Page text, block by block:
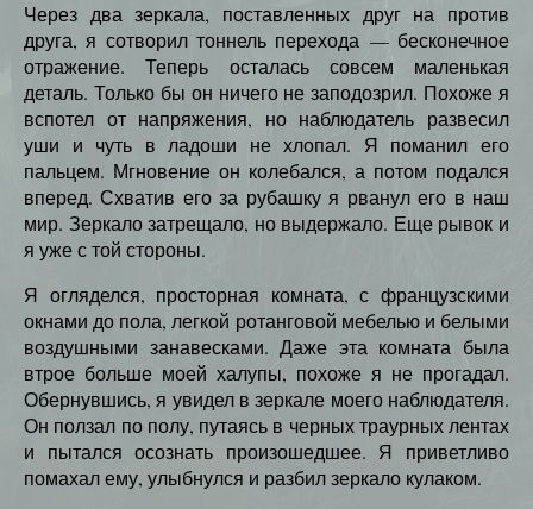
Через два зеркала, поставленных друг на против
друга, я сотворил тоннель перехода — бесконечное
отражение. Теперь осталась совсем маленькая
деталь. Только бы он ничего не заподозрил. Похоже я
вспотел от напряжения, но наблюдатель развесил
уши и чуть в ладоши не хлопал. Я поманил его
пальцем. Мгновение он колебался, а потом подался
вперед. Схватив его за рубашку я рванул его в наш
мир. Зеркало затрещало, но выдержало. Еще рывок и
я уже с той стороны.
Я огляделся, просторная комната, с французскими
окнами до пола, легкой ротанговой мебелью и белыми
воздушными занавесками. Даже эта комната была
втрое больше моей халупы, похоже я не прогадал.
Обернувшись, я увидел в зеркале моего наблюдателя.
Он ползал по полу, путаясь в черных траурных лентах
и пытался осознать произошедшее. Я приветливо
помахал ему, улыбнулся и разбил зеркало кулаком.